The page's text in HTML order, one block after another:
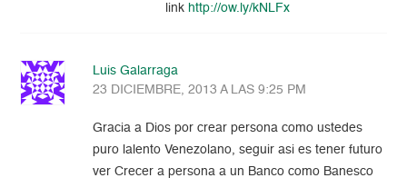
link http://ow.ly/kNLFx
Luis Galarraga
23 DICIEMBRE, 2013 A LAS 9:25 PM
Gracia a Dios por crear persona como ustedes
puro lalento Venezolano, seguir asi es tener futuro
ver Crecer a persona a un Banco como Banesco